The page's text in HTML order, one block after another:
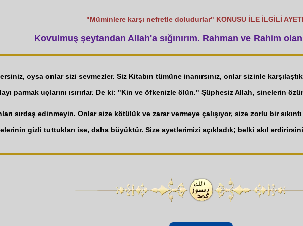
"Müminlere karşı nefretle doludurlar" KONUSU İLE İLGİLİ
Kovulmuş şeytandan Allah'a sığınırım. Rahman ve Rahim
oysa onlar sizi sevmezler. Siz Kitabın tümüne inanırsınız, onlar sizinle
parmak uçlarını ısırırlar. De ki: "Kin ve öfkenizle ölün." Şüphesiz Allah, sinelerin
sırdaş edinmeyin. Onlar size kötülük ve zarar vermeye çalışıyor, size zorlu bir
gizli tuttukları ise, daha büyüktür. Size ayetlerimizi açıkladık; belki akıl